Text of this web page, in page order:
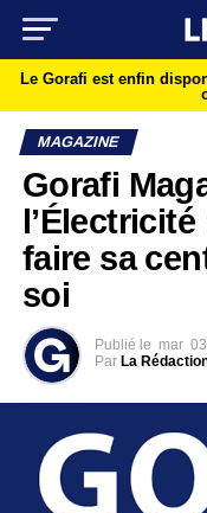
Le Gorafi est enfin
MAGAZINE
Gorafi
faire sa
soi
Publié le mar
Par La